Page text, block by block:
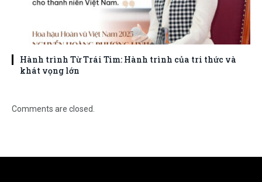
Hành trình Từ Trái Tim: Hành trình của tri thức và
khát vọng lớn
Comments are closed.